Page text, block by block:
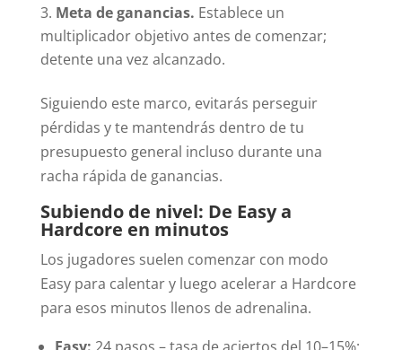
Meta de ganancias. Establece un
multiplicador objetivo antes de comenzar;
detente una vez alcanzado.
Siguiendo este marco, evitarás perseguir
pérdidas y te mantendrás dentro de tu
presupuesto general incluso durante una
racha rápida de ganancias.
Subiendo de nivel: De Easy a
Hardcore en minutos
Los jugadores suelen comenzar con modo
Easy para calentar y luego acelerar a Hardcore
para esos minutos llenos de adrenalina.